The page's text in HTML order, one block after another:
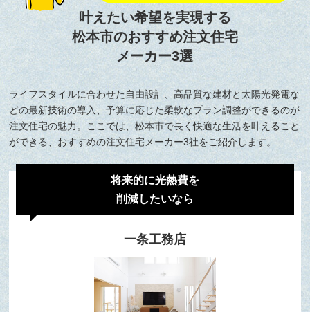
叶えたい希望を実現する
松本市のおすすめ注文住宅
メーカー3選
ライフスタイルに合わせた自由設計、高品質な建材と太陽光発電な
どの最新技術の導入、予算に応じた柔軟なプラン調整ができるのが
注文住宅の魅力。ここでは、松本市で長く快適な生活を叶えること
ができる、おすすめの注文住宅メーカー3社をご紹介します。
将来的に光熱費を
削減したいなら
一条工務店